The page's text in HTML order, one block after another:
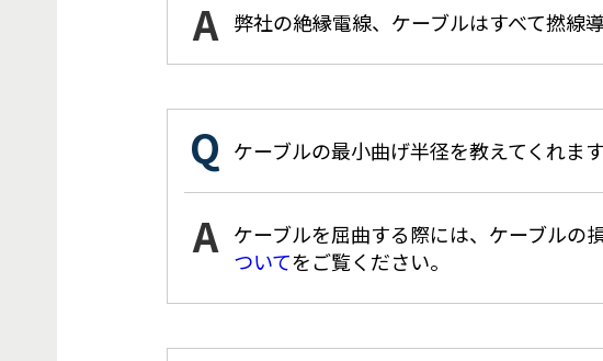
弊社の絶縁電線、ケーブルはすべて撚線
ケーブルの最小曲げ半径を教えてくれます
ケーブルを屈曲する際には、ケーブルの
ついてをご覧ください。